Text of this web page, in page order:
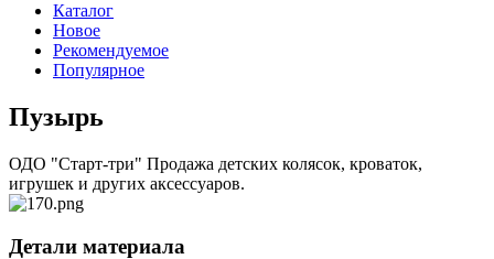
Каталог
Новое
Рекомендуемое
Популярное
Пузырь
ОДО "Старт-три" Продажа детских колясок, кроваток,
игрушек и других аксессуаров.
Детали материала